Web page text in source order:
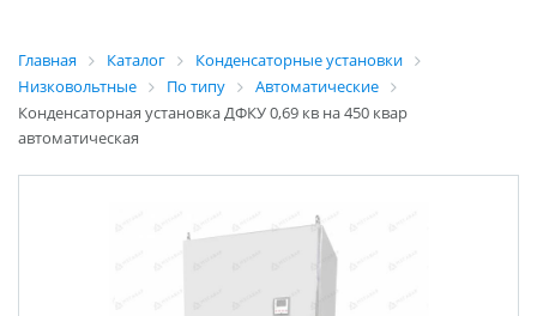
Главная Каталог
Конденсаторные установки
Низковольтные
По типу
Автоматические
Конденсаторная установка ДФКУ 0,69 кв на 450 квар
автоматическая